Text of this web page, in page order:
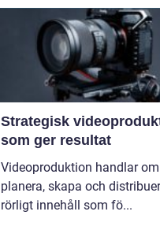
Strategisk
som ger resultat
Videoproduktion handlar
planera, skapa och
rörligt innehåll som fö...